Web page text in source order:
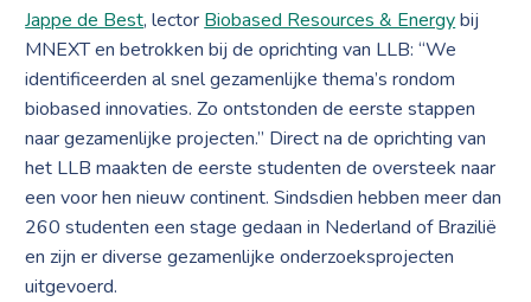
Jappe de Best, lector Biobased Resources & Energybij
MNEXT en betrokken bij de oprichting van LLB: “We
identificeerden al snel gezamenlijke thema’s rondom
biobased innovaties. Zo ontstonden de eerste stappen
naar gezamenlijke projecten.” Direct na de oprichting van
het LLB maakten de eerste studenten de oversteek naar
een voor hen nieuw continent. Sindsdien hebben meer dan
260 studenten een stage gedaan in Nederland of Brazilië
en zijn er diverse gezamenlijke onderzoeksprojecten
uitgevoerd.